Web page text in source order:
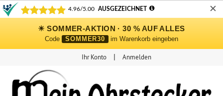
✕
☀ SOMMER-AKTION · 30 % AUF ALLES
Code SOMMER30 im Warenkorb eingeben
Ihr Konto Anmelden